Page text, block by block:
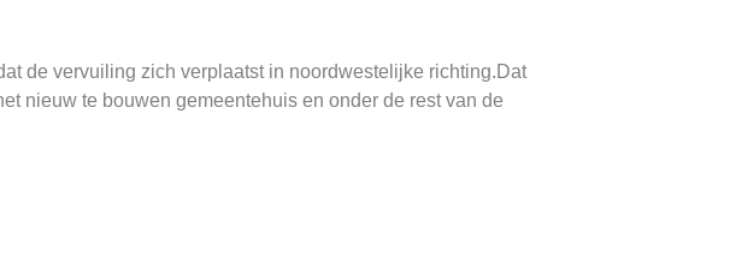
de vervuiling zich verplaatst in noordwestelijke richting.Dat
nieuw te bouwen gemeentehuis en onder de rest van de